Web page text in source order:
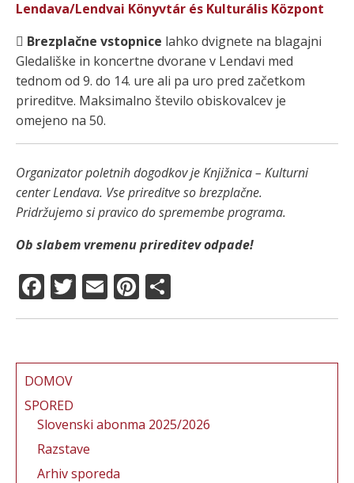
Lendava/Lendvai Könyvtár és Kulturális Központ
Brezplačne vstopnice lahko dvignete na blagajni
Gledališke in koncertne dvorane v Lendavi med
tednom od 9. do 14. ure ali pa uro pred začetkom
prireditve. Maksimalno število obiskovalcev je
omejeno na 50.
Organizator poletnih dogodkov je Knjižnica – Kulturni
center Lendava. Vse prireditve so brezplačne.
Pridržujemo si pravico do spremembe programa.
Ob slabem vremenu prireditev odpade!
F
a
e
b
o
o
k
T
w
te
E
m
l
Pi
n
re
h
re
DOMOV
SPORED
Slovenski abonma 2025/2026
Razstave
Arhiv sporeda